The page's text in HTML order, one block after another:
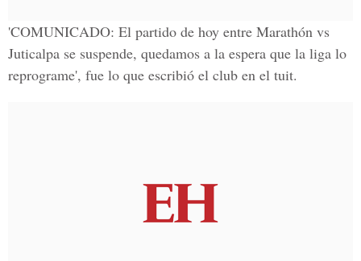
'COMUNICADO: El partido de hoy entre Marathón vs
Juticalpa se suspende, quedamos a la espera que la liga lo
reprograme', fue lo que escribió el club en el tuit.